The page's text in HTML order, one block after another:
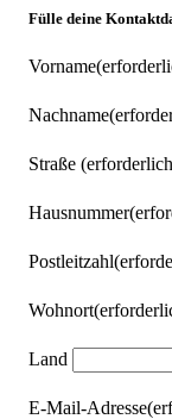
Fülle deine
Vorname
Nachname
Straße
Hausnummer
Postleitzahl
Wohnort
Land
E-Mail-Adresse